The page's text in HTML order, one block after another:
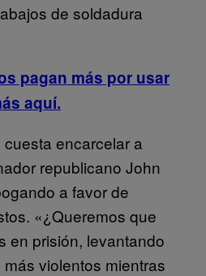
de soldadura
pagan más por usar
aquí.
encarcelar a
republicano John
a favor de
«¿Queremos que
en prisión, levantando
violentos mientras